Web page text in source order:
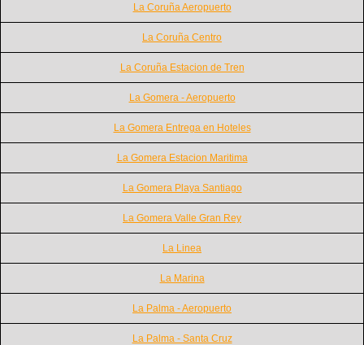
La Coruña Aeropuerto
La Coruña Centro
La Coruña Estacion de Tren
La Gomera - Aeropuerto
La Gomera Entrega en Hoteles
La Gomera Estacion Maritima
La Gomera Playa Santiago
La Gomera Valle Gran Rey
La Linea
La Marina
La Palma - Aeropuerto
La Palma - Santa Cruz